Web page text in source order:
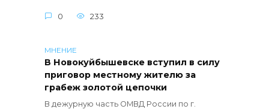
0 233
МНЕНИЕ
В Новокуйбышевске вступил в силу
приговор местному жителю за
грабеж золотой цепочки
В дежурную часть ОМВД России по г.